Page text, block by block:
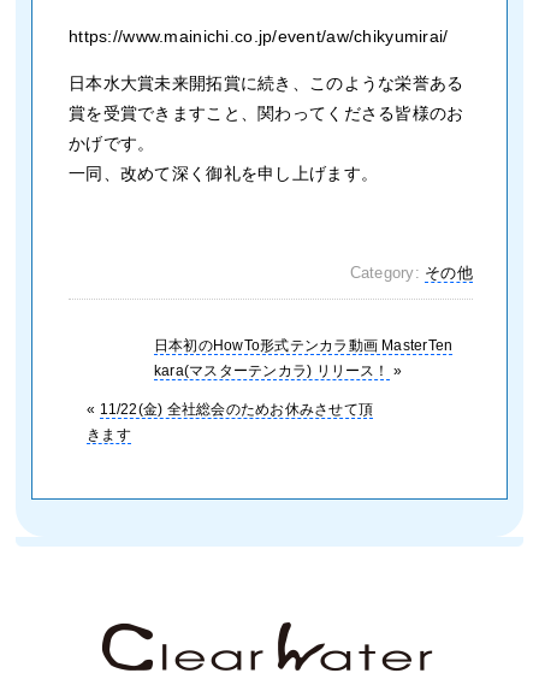
https://www.mainichi.co.jp/event/aw/chikyumirai/
日本水大賞未来開拓賞に続き、このような栄誉ある
賞を受賞できますこと、関わってくださる皆様のお
かげです。
一同、改めて深く御礼を申し上げます。
Category: その他
日本初のHowTo形式テンカラ動画 MasterTen
kara(マスターテンカラ) リリース！
»
« 11/22(金) 全社総会のためお休みさせて頂
きます